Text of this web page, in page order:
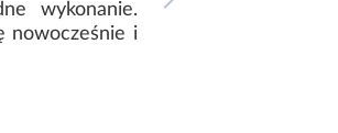
wykonanie.
nowocześnie i